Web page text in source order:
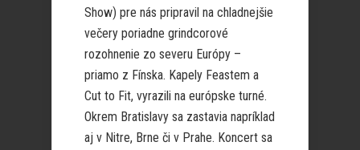
Show) pre nás pripravil na chladnejšie
večery poriadne grindcorové
rozohnenie zo severu Európy –
priamo z Fínska. Kapely Feastem a
Cut to Fit, vyrazili na európske turné.
Okrem Bratislavy sa zastavia napríklad
aj v Nitre, Brne či v Prahe. Koncert sa